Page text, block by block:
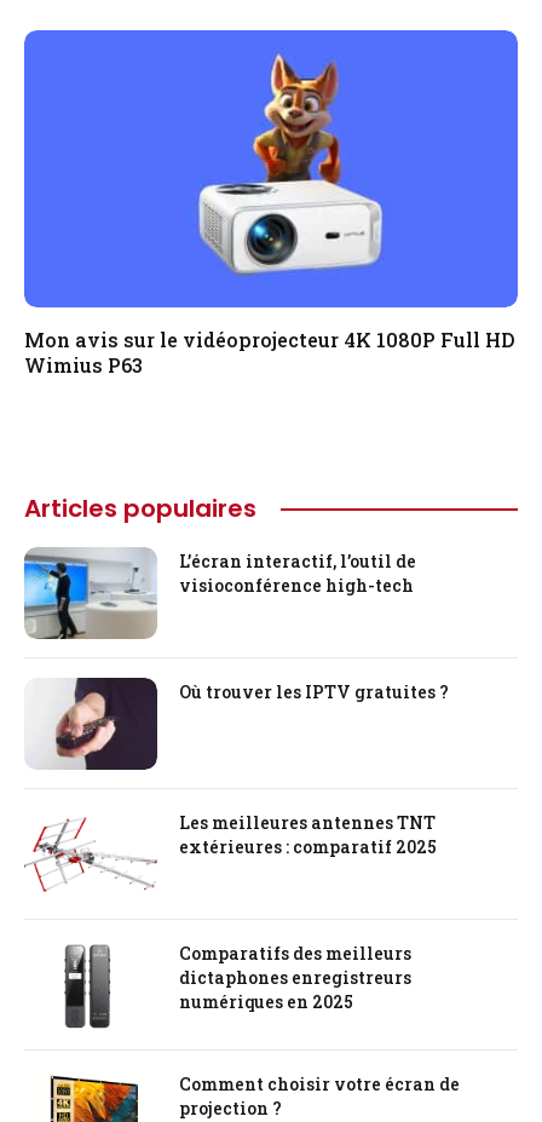
Mon avis sur le vidéoprojecteur 4K 1080P Full HD
Wimius P63
Articles populaires
L’écran interactif, l’outil de
visioconférence high-tech
Où trouver les IPTV gratuites ?
Les meilleures antennes TNT
extérieures : comparatif 2025
Comparatifs des meilleurs
dictaphones enregistreurs
numériques en 2025
Comment choisir votre écran de
projection ?